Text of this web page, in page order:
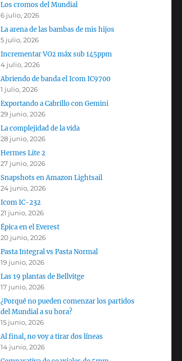
Los cromos del Mundial
6 julio, 2026
La arena de las bambas de mis hijos
5 julio, 2026
Incrementar VO2 máx sub 145ppm
4 julio, 2026
Abriendo de banda el Icom IC9700
1 julio, 2026
Exportando a Cabrillo con Gemini
29 junio, 2026
La complejidad de la vida
28 junio, 2026
Hermes Lite 2
27 junio, 2026
Snapshots en Amazon Lightsail
24 junio, 2026
Icom IC-232
21 junio, 2026
Épica en el Everest
20 junio, 2026
Pasta Integral vs Pasta Normal
19 junio, 2026
Las 19 plantas de Bellvitge
17 junio, 2026
¿Porqué no pueden comenzar los partidos
del Mundial a su hora?
15 junio, 2026
Al final, no voy a tirar dos líneas
14 junio, 2026